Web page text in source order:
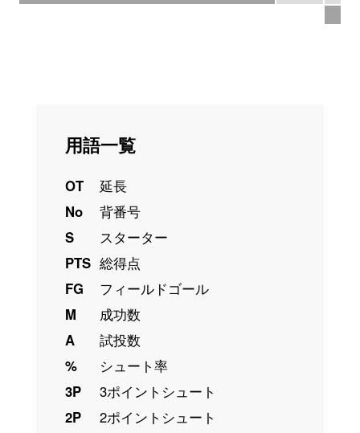
用語一覧
OT
延長
No
背番号
S
スターター
PTS 総得点
FG
フィールドゴール
M
成功数
A
試投数
%
シュート率
3P
3ポイントシュート
2P
2ポイントシュート